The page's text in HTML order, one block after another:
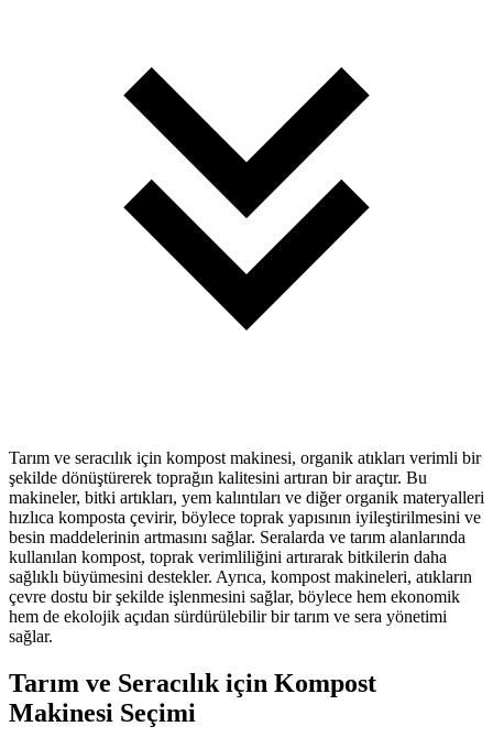
Tarım ve seracılık için kompost makinesi, organik atıkları verimli bir
şekilde dönüştürerek toprağın kalitesini artıran bir araçtır. Bu
makineler, bitki artıkları, yem kalıntıları ve diğer organik materyalleri
hızlıca komposta çevirir, böylece toprak yapısının iyileştirilmesini ve
besin maddelerinin artmasını sağlar. Seralarda ve tarım alanlarında
kullanılan kompost, toprak verimliliğini artırarak bitkilerin daha
sağlıklı büyümesini destekler. Ayrıca, kompost makineleri, atıkların
çevre dostu bir şekilde işlenmesini sağlar, böylece hem ekonomik
hem de ekolojik açıdan sürdürülebilir bir tarım ve sera yönetimi
sağlar.
Tarım ve Seracılık için Kompost
Makinesi Seçimi